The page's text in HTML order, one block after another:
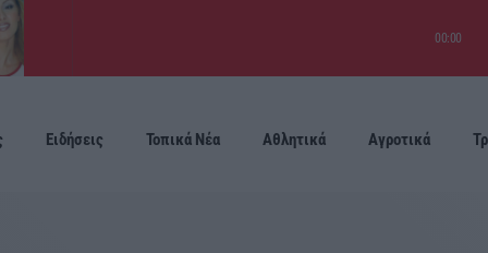
00:00
Ειδήσεις Τοπικά Νέα Αθλητικά Αγροτικά